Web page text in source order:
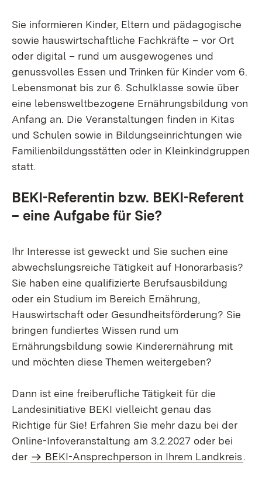
Sie informieren Kinder, Eltern und pädagogische
sowie hauswirtschaftliche Fachkräfte – vor Ort
oder digital – rund um ausgewogenes und
genussvolles Essen und Trinken für Kinder vom 6.
Lebensmonat bis zur 6. Schulklasse sowie über
eine lebensweltbezogene Ernährungsbildung von
Anfang an. Die Veranstaltungen finden in Kitas
und Schulen sowie in Bildungseinrichtungen wie
Familienbildungsstätten oder in Kleinkindgruppen
statt.
BEKI-Referentin bzw. BEKI-Referent
– eine Aufgabe für Sie?
Ihr Interesse ist geweckt und Sie suchen eine
abwechslungsreiche Tätigkeit auf Honorarbasis?
Sie haben eine qualifizierte Berufsausbildung
oder ein Studium im Bereich Ernährung,
Hauswirtschaft oder Gesundheitsförderung? Sie
bringen fundiertes Wissen rund um
Ernährungsbildung sowie Kinderernährung mit
und möchten diese Themen weitergeben?
Dann ist eine freiberufliche Tätigkeit für die
Landesinitiative BEKI vielleicht genau das
Richtige für Sie! Erfahren Sie mehr dazu bei der
Online-Infoveranstaltung am 3.2.2027 oder bei
der
BEKI-Ansprechperson in Ihrem Landkreis.